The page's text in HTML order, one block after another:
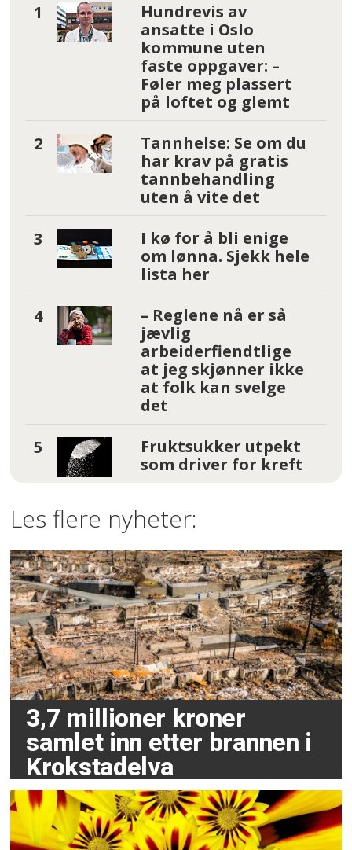
Hundrevis av
ansatte i Oslo
kommune uten
faste oppgaver: –
Føler meg plassert
på loftet og glemt
Tannhelse: Se om du
har krav på gratis
tannbehandling
uten å vite det
I kø for å bli enige
om lønna. Sjekk hele
lista her
– Reglene nå er så
jævlig
arbeiderfiendtlige
at jeg skjønner ikke
at folk kan svelge
det
Fruktsukker utpekt
som driver for kreft
Les flere nyheter:
3,7 millioner kroner
samlet inn etter brannen i
Krokstadelva